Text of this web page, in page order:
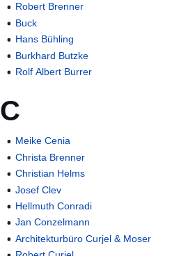
Robert Brenner
Buck
Hans Bühling
Burkhard Butzke
Rolf Albert Burrer
C
Meike Cenia
Christa Brenner
Christian Helms
Josef Clev
Hellmuth Conradi
Jan Conzelmann
Architekturbüro Curjel & Moser